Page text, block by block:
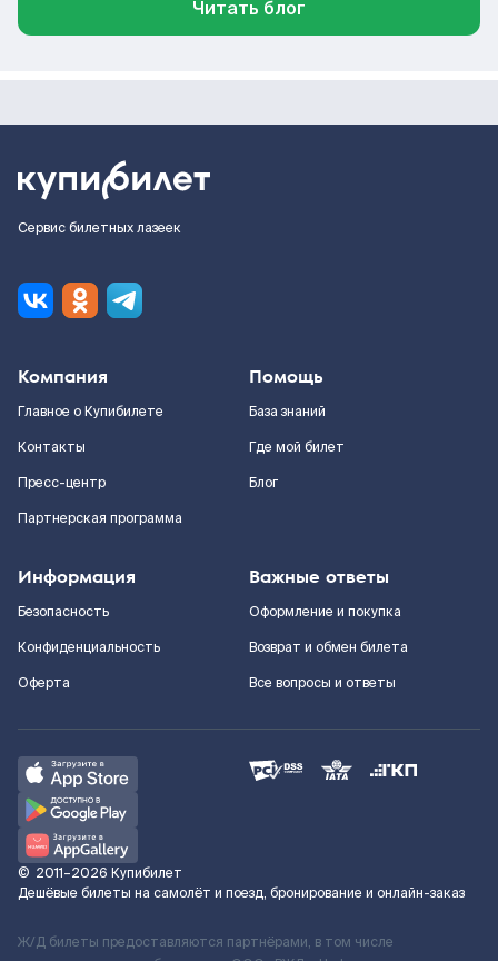
Читать блог
Сервис билетных лазеек
Компания
Главное о Купибилете
Контакты
Пресс-центр
Партнерская программа
Помощь
База знаний
Где мой билет
Блог
Информация
Безопасность
Конфиденциальность
Оферта
Важные ответы
Оформление и покупка
Возврат и обмен билета
Все вопросы и ответы
© 2011–2026 Купибилет
Дешёвые билеты на самолёт и поезд, бронирование и онлайн-заказ
Ж/Д билеты предоставляются партнёрами, в том числе